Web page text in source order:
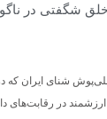
آماده
اخیر با
و بین‌المللی،